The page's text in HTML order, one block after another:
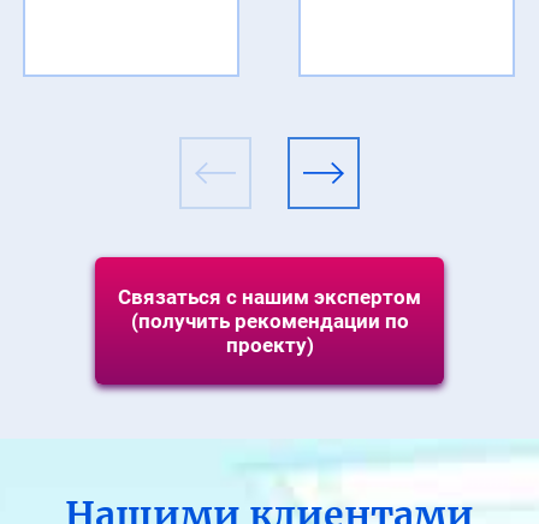
Связаться с нашим экспертом
(получить рекомендации по
проекту)
Нашими клиентами